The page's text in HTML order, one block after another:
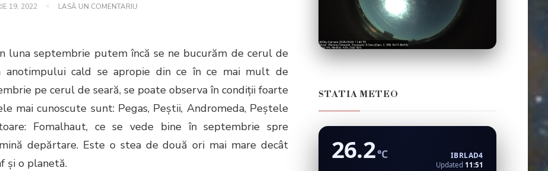
19, 2022 LASĂ UN COMENTARIULA
SEPTEMBRIE
2015
luna septembrie putem încă se ne bucurăm de cerul de
anotimpului cald se apropie din ce în ce mai mult de
pe cerul de seară, se poate observa în condiţii foarte
mai cunoscute sunt: Pegas, Peştii, Andromeda, Peştele
Fomalhaut, ce se vede bine în septembrie spre
depărtare. Este o stea de două ori mai mare decât
și o planetă.
STATIA METEO
26.2°C IBRLAD4
Updated 11:51